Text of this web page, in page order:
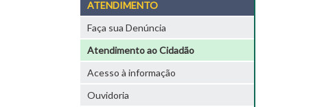
ATENDIMENTO
Faça sua Denúncia
Atendimento ao Cidadão
Acesso à informação
Ouvidoria